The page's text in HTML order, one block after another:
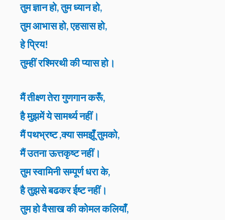
तुम ज्ञान हो, तुम ध्यान हो,
तुम आभास हो, एहसास हो,
हे प्रिय!
तुम्हीं रश्मिरथी की प्यास हो।
मैं तीक्ष्ण तेरा गुणगान करूँ,
है मुझमें ये सामर्थ्य नहीं।
मैं पथभ्रष्ट ,क्या समझूँ तुमको,
मैं उतना ऊत्तकृष्ट नहीं।
तुम स्वामिनी सम्पूर्ण धरा के,
है तुझसे बढकर ईष्ट नहीं।
तुम हो वैसाख की कोमल कलियाँ,